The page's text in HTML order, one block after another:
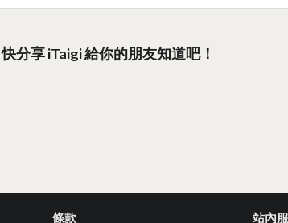
快分享 iTaigi 給你的朋友知道吧！
條款 站內